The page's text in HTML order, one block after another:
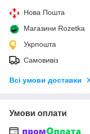
Нова Пошта
Магазини Rozetka
Укрпошта
Самовивіз
Всі умови доставки
Умови оплати